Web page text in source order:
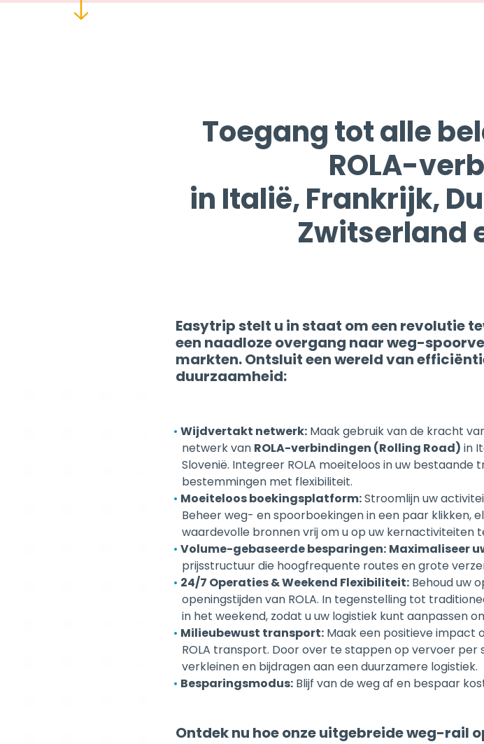
ROLA-
in Italië, Frankrijk,
Zwitserland
markten. Ontsluit een wereld van
duurzaamheid:
Slovenië. Integreer ROLA moeiteloos in uw
bestemmingen met flexibiliteit.
Moeiteloos boekingsplatform:Stroomlijn uw
Beheer weg- en spoorboekingen in een paar klikken,
waardevolle bronnen vrij om u op uw kernactiviteiten
Volume-gebaseerde besparingen:Maximaliseer
prijsstructuur die hoogfrequente routes en grote
24/7 Operaties & Weekend Flexibiliteit:Behoud uw
openingstijden van ROLA. In tegenstelling tot
in het weekend, zodat u uw logistiek kunt aanpassen
Milieubewust transport:Maak een positieve impact
ROLA transport. Door over te stappen op vervoer
verkleinen en bijdragen aan een duurzamere logistiek.
Besparingsmodus:Blijf van de weg af en bespaar